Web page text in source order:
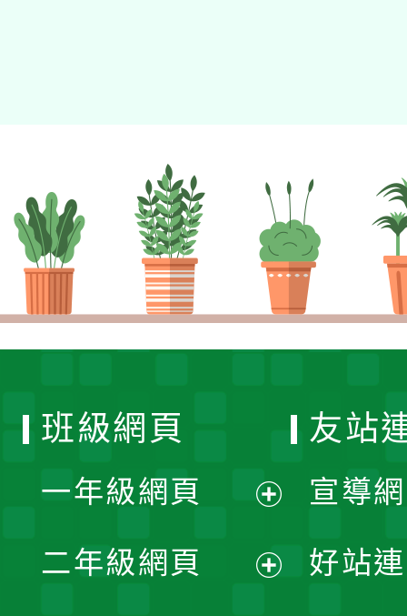
班級網頁
一年級網頁
開
二年級網頁
友站
宣導
好站